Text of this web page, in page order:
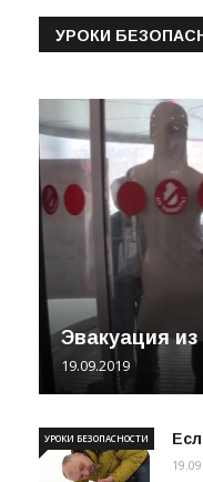
УРОКИ
Эвакуация
19.09.2019
УРОКИ БЕЗОПАСНОСТИ